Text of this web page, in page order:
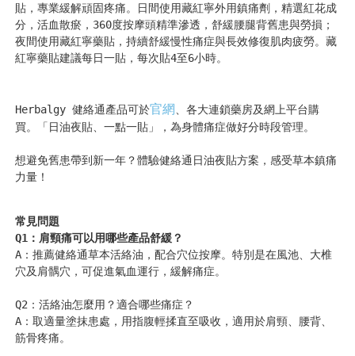
貼，專業緩解頑固疼痛。日間使用藏紅寧外用鎮痛劑，精選紅花成
分，活血散瘀，360度按摩頭精準滲透，舒緩腰腿背舊患與勞損；
夜間使用藏紅寧藥貼，持續舒緩慢性痛症與長效修復肌肉疲勞。藏
紅寧藥貼建議每日一貼，每次貼4至6小時。
Herbalgy 健絡通產品可於官網 、各大連鎖藥房及網上平台購
買。「日油夜貼、一點一貼」，為身體痛症做好分時段管理。
想避免舊患帶到新一年？體驗健絡通日油夜貼方案，感受草本鎮痛
力量！
常見問題
Q1：肩頸痛可以用哪些產品舒緩？
A：推薦健絡通草本活絡油，配合穴位按摩。特別是在風池、大椎
穴及肩髃穴，可促進氣血運行，緩解痛症。
Q2：活絡油怎麼用？適合哪些痛症？
A：取適量塗抹患處，用指腹輕揉直至吸收，適用於肩頸、腰背、
筋骨疼痛。